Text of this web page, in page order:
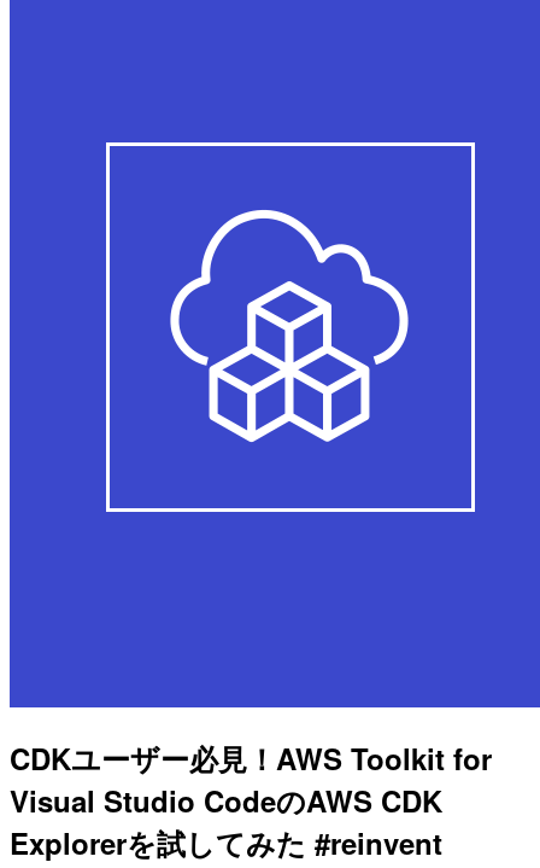
CDKユーザー必見！AWS Toolkit for
Visual Studio CodeのAWS CDK
Explorerを試してみた #reinvent